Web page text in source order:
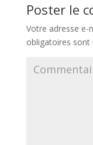
Poster le
Votre adresse e-
obligatoires sont